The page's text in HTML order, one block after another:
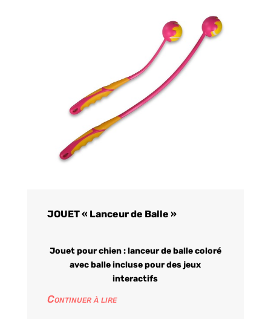
JOUET « Lanceur de Balle »
Jouet pour chien : lanceur de balle coloré
avec balle incluse pour des jeux
interactifs
Continuer à lire